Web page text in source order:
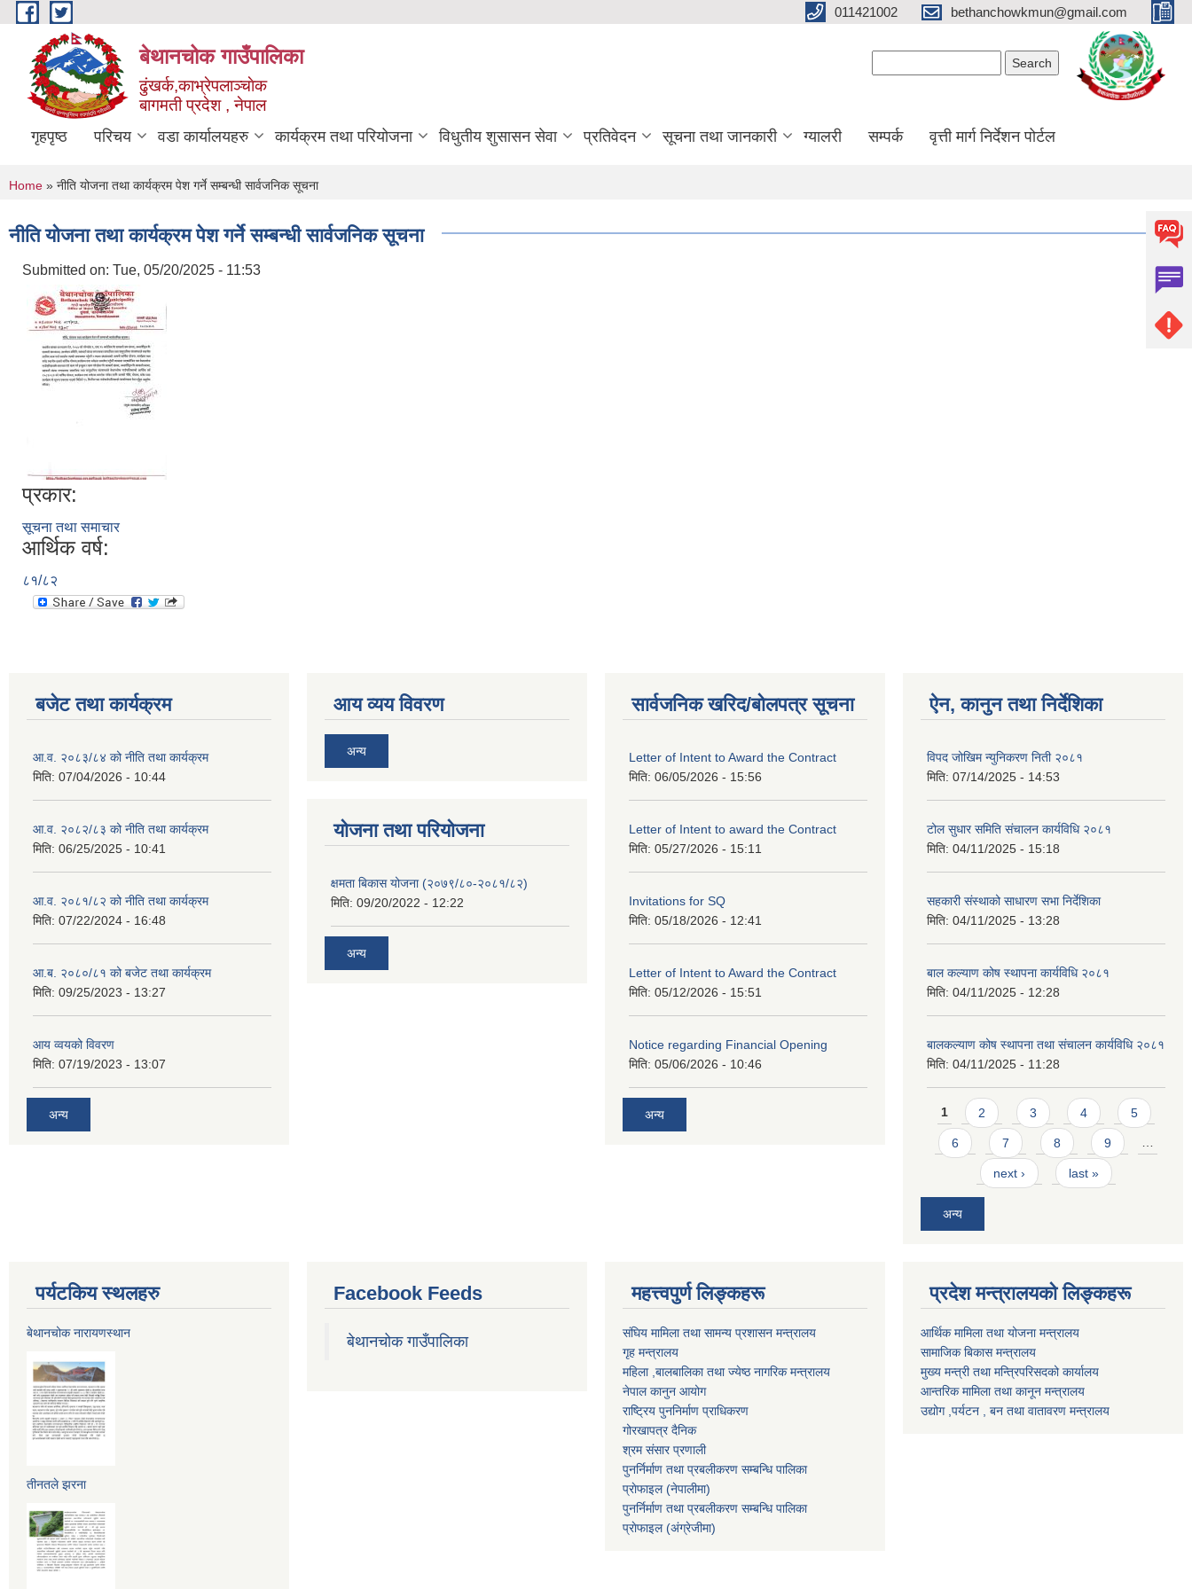
Skip to main content 011421002 bethanchowkmun@gmail.com
बेथानचोक गाउँपालिका
ढुंखर्क,काभ्रेपलाञ्चाेक
बागमती प्रदेश , नेपाल
गृहपृष्ठ परिचय वडा कार्यालयहरु कार्यक्रम तथा परियोजना विधुतीय शुसासन सेवा प्रतिवेदन सूचना तथा जानकारी ग्यालरी सम्पर्क वृत्ती मार्ग निर्देशन पोर्टल
You are here
Home » नीति योजना तथा कार्यक्रम पेश गर्ने सम्बन्धी सार्वजनिक सूचना
नीति योजना तथा कार्यक्रम पेश गर्ने सम्बन्धी सार्वजनिक सूचना
Submitted on: Tue, 05/20/2025 - 11:53
प्रकार:
सूचना तथा समाचार
आर्थिक वर्ष:
८१/८२
बजेट तथा कार्यक्रम
आ.व. २०८३/८४ को नीति तथा कार्यक्रम
मिति: 07/04/2026 - 10:44
आ.व. २०८२/८३ को नीति तथा कार्यक्रम
मिति: 06/25/2025 - 10:41
आ.व. २०८१/८२ को नीति तथा कार्यक्रम
मिति: 07/22/2024 - 16:48
आ.ब. २०८०/८१ को बजेट तथा कार्यक्रम
मिति: 09/25/2023 - 13:27
आय व्वयको विवरण
मिति: 07/19/2023 - 13:07
अन्य
आय व्यय विवरण
अन्य
याेजना तथा परियाेजना
क्षमता बिकास योजना (२०७९/८०-२०८१/८२)
मिति: 09/20/2022 - 12:22
अन्य
सार्वजनिक खरिद/बोलपत्र सूचना
Letter of Intent to Award the Contract
मिति: 06/05/2026 - 15:56
Letter of Intent to award the Contract
मिति: 05/27/2026 - 15:11
Invitations for SQ
मिति: 05/18/2026 - 12:41
Letter of Intent to Award the Contract
मिति: 05/12/2026 - 15:51
Notice regarding Financial Opening
मिति: 05/06/2026 - 10:46
अन्य
ऐन, कानुन तथा निर्देशिका
विपद जोखिम न्युनिकरण निती २०८१
मिति: 07/14/2025 - 14:53
टोल सुधार समिति संचालन कार्यविधि २०८१
मिति: 04/11/2025 - 15:18
सहकारी संस्थाको साधारण सभा निर्देशिका
मिति: 04/11/2025 - 13:28
बाल कल्याण कोष स्थापना कार्यविधि २०८१
मिति: 04/11/2025 - 12:28
बालकल्याण कोष स्थापना तथा संचालन कार्यविधि २०८१
मिति: 04/11/2025 - 11:28
Pages
1 2 3 4 5
6 7 8 9 …
next › last »
अन्य
पर्यटकिय स्थलहरु
बेथानचोक नारायणस्थान
तीनतले झरना
Facebook Feeds
बेथानचोक गाउँपालिका
महत्त्वपुर्ण लिङ्कहरू
संघिय मामिला तथा सामन्य प्रशासन मन्त्रालय
गृह मन्त्रालय
महिला ,बालबालिका तथा ज्येष्ठ नागरिक मन्त्रालय
नेपाल कानुन आयोग
राष्ट्रिय पुननिर्माण प्राधिकरण
गोरखापत्र दैनिक
श्रम संसार प्रणाली
पुनर्निर्माण तथा प्रबलीकरण सम्बन्धि पालिका
प्राेफाइल (नेपालीमा)
पुनर्निर्माण तथा प्रबलीकरण सम्बन्धि पालिका
प्राेफाइल(अंग्रेजीमा)
प्रदेश मन्त्रालयको लिङ्कहरू
आर्थिक मामिला तथा योजना मन्त्रालय
सामाजिक बिकास मन्त्रालय
मुख्य मन्त्री तथा मन्त्रिपरिसदको कार्यालय
आन्तरिक मामिला तथा कानून मन्त्रालय
उद्योग ,पर्यटन , बन तथा वातावरण मन्त्रालय